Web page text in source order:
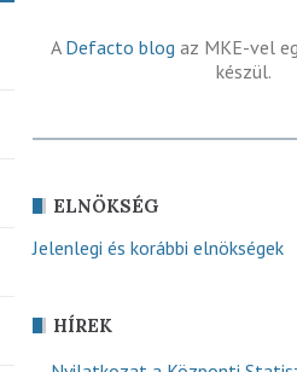
A Defacto blog az MKE-vel
készül.
ELNÖKSÉG
Jelenlegi és korábbi elnökségek
HÍREK